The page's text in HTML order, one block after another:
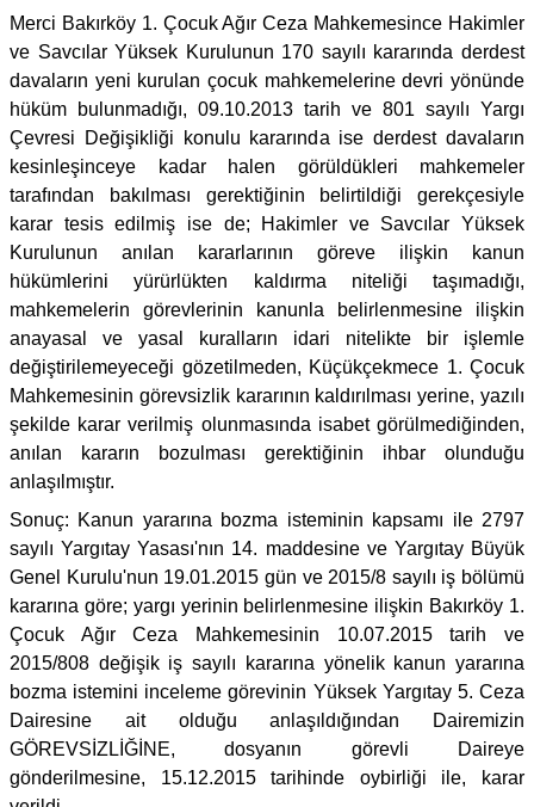
Merci Bakırköy 1. Çocuk Ağır Ceza Mahkemesince Hakimler
ve Savcılar Yüksek Kurulunun 170 sayılı kararında derdest
davaların yeni kurulan çocuk mahkemelerine devri yönünde
hüküm bulunmadığı, 09.10.2013 tarih ve 801 sayılı Yargı
Çevresi Değişikliği konulu kararında ise derdest davaların
kesinleşinceye kadar halen görüldükleri mahkemeler
tarafından bakılması gerektiğinin belirtildiği gerekçesiyle
karar tesis edilmiş ise de; Hakimler ve Savcılar Yüksek
Kurulunun anılan kararlarının göreve ilişkin kanun
hükümlerini yürürlükten kaldırma niteliği taşımadığı,
mahkemelerin görevlerinin kanunla belirlenmesine ilişkin
anayasal ve yasal kuralların idari nitelikte bir işlemle
değiştirilemeyeceği gözetilmeden, Küçükçekmece 1. Çocuk
Mahkemesinin görevsizlik kararının kaldırılması yerine, yazılı
şekilde karar verilmiş olunmasında isabet görülmediğinden,
anılan kararın bozulması gerektiğinin ihbar olunduğu
anlaşılmıştır.
Sonuç: Kanun yararına bozma isteminin kapsamı ile 2797
sayılı Yargıtay Yasası'nın 14. maddesine ve Yargıtay Büyük
Genel Kurulu'nun 19.01.2015 gün ve 2015/8 sayılı iş bölümü
kararına göre; yargı yerinin belirlenmesine ilişkin Bakırköy 1.
Çocuk Ağır Ceza Mahkemesinin 10.07.2015 tarih ve
2015/808 değişik iş sayılı kararına yönelik kanun yararına
bozma istemini inceleme görevinin Yüksek Yargıtay 5. Ceza
Dairesine ait olduğu anlaşıldığından Dairemizin
GÖREVSİZLİĞİNE, dosyanın görevli Daireye
gönderilmesine, 15.12.2015 tarihinde oybirliği ile, karar